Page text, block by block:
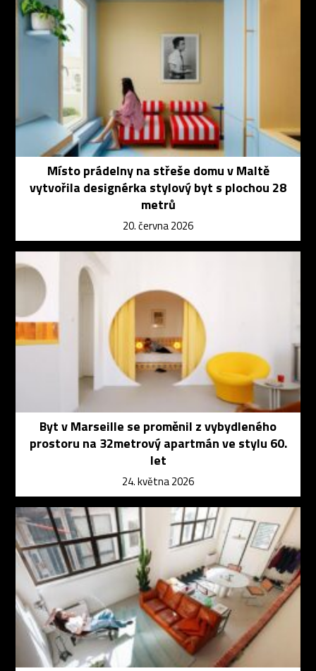
Místo prádelny na střeše domu v Maltě
vytvořila designérka stylový byt s plochou 28
metrů
20. června 2026
Byt v Marseille se proměnil z vybydleného
prostoru na 32metrový apartmán ve stylu 60.
let
24. května 2026